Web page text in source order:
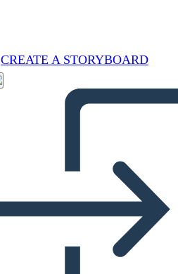
CREATE A STORYBOARD